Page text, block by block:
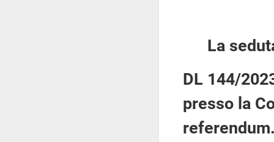
La
DL 144/
presso la